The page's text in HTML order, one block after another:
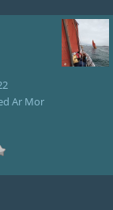
Ar Mor